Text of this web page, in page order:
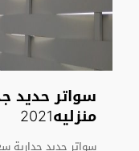
سواتر حديد
منزليه2021